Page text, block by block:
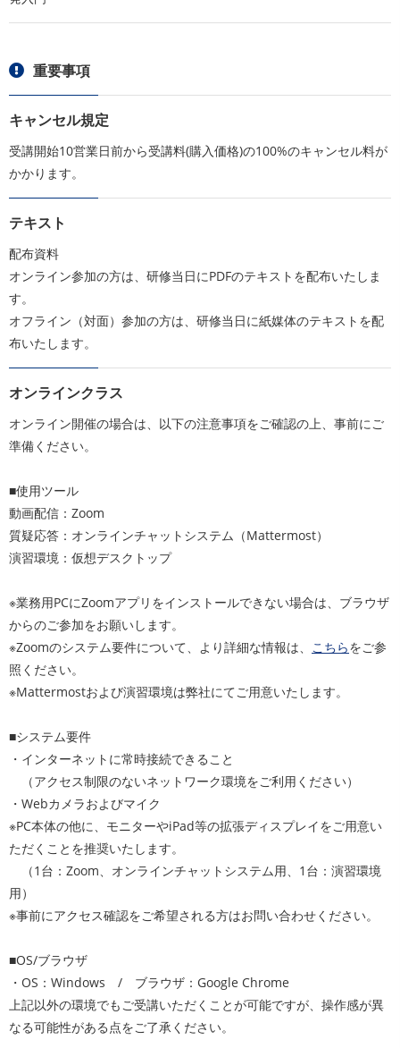
重要事項
キャンセル規定
受講開始10営業日前から受講料(購入価格)の100%のキャンセル料が
かかります。
テキスト
配布資料
オンライン参加の方は、研修当日にPDFのテキストを配布いたしま
す。
オフライン（対面）参加の方は、研修当日に紙媒体のテキストを配
布いたします。
オンラインクラス
オンライン開催の場合は、以下の注意事項をご確認の上、事前にご
準備ください。
■使用ツール
動画配信：Zoom
質疑応答：オンラインチャットシステム（Mattermost）
演習環境：仮想デスクトップ
※業務用PCにZoomアプリをインストールできない場合は、ブラウザ
からのご参加をお願いします。
※Zoomのシステム要件について、より詳細な情報は、
こちらをご参
照ください。
※Mattermostおよび演習環境は弊社にてご用意いたします。
■システム要件
・インターネットに常時接続できること
（アクセス制限のないネットワーク環境をご利用ください）
・Webカメラおよびマイク
※PC本体の他に、モニターやiPad等の拡張ディスプレイをご用意い
ただくことを推奨いたします。
（1台：Zoom、オンラインチャットシステム用、1台：演習環境
用）
※事前にアクセス確認をご希望される方はお問い合わせください。
■OS/ブラウザ
・OS：Windows / ブラウザ：Google Chrome
上記以外の環境でもご受講いただくことが可能ですが、操作感が異
なる可能性がある点をご了承ください。